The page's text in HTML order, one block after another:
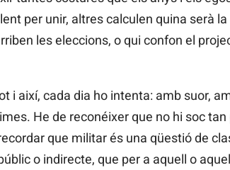
per unir, altres calculen quina serà
les eleccions, o qui confon el
i així, cada dia ho intenta: amb suor,
He de reconéixer que no hi soc
que militar és una qüestió de
o indirecte, que per a aquell o